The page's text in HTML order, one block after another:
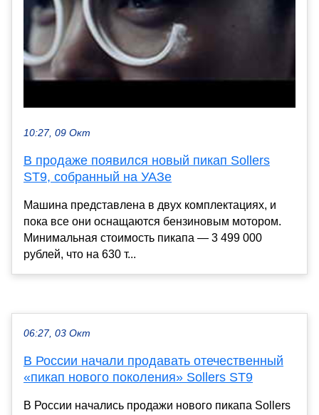
10:27, 09 Окт
В продаже появился новый пикап Sollers
ST9, собранный на УАЗе
Машина представлена в двух комплектациях, и
пока все они оснащаются бензиновым мотором.
Минимальная стоимость пикапа — 3 499 000
рублей, что на 630 т...
06:27, 03 Окт
В России начали продавать отечественный
«пикап нового поколения» Sollers ST9
В России начались продажи нового пикапа Sollers